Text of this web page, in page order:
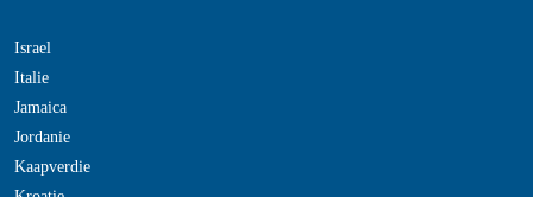
Israel
Italie
Jamaica
Jordanie
Kaapverdie